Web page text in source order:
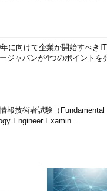
に向けて企業が開始すべき
ジャパンが4つのポイントを
報技術者試験（Fundamental
Engineer Examin...